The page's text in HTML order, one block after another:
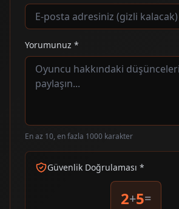
Yorumunuz *
En az 10, en fazla 1000 karakter
Güvenlik Doğrulaması *
2+5=